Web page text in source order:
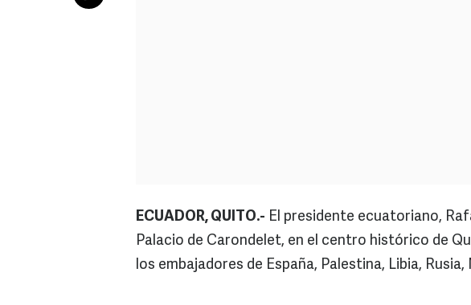
ECUADOR, QUITO.- El presidente ecuatoriano,
Palacio de Carondelet, en el centro histórico de
los embajadores de España, Palestina, Libia, Rusia,